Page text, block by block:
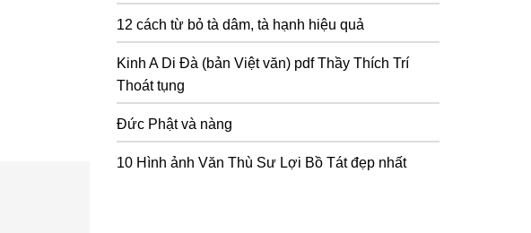
12 cách từ bỏ tà dâm, tà hạnh hiệu quả
Kinh A Di Đà (bản Việt văn) pdf Thầy Thích Trí
Thoát tụng
Đức Phật và nàng
10 Hình ảnh Văn Thù Sư Lợi Bồ Tát đẹp nhất